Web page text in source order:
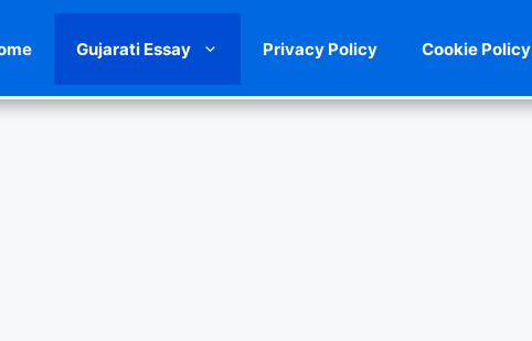
Gujarati Essay Privacy Policy Cookie Policy